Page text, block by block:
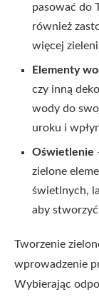
pasować do
również
więcej
Elementy
czy inną
wody do
uroku i
Oświetlenie
zielone
świetlnych,
aby
Tworzenie
wprowadzenie
Wybierając